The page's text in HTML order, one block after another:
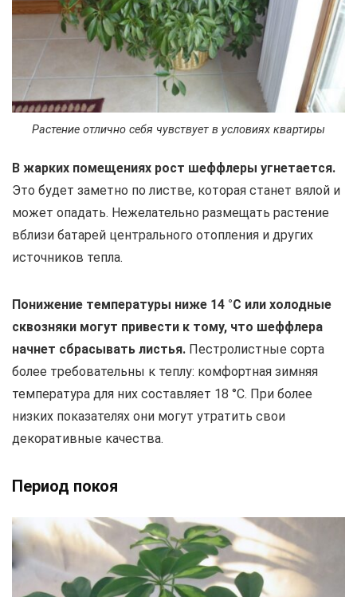
Растение отлично себя чувствует в условиях квартиры
В жарких помещениях рост шеффлеры угнетается.
Это будет заметно по листве, которая станет вялой и
может опадать. Нежелательно размещать растение
вблизи батарей центрального отопления и других
источников тепла.
Понижение температуры ниже 14 °C или холодные
сквозняки могут привести к тому, что шеффлера
начнет сбрасывать листья. Пестролистные сорта
более требовательны к теплу: комфортная зимняя
температура для них составляет 18 °C. При более
низких показателях они могут утратить свои
декоративные качества.
Период покоя